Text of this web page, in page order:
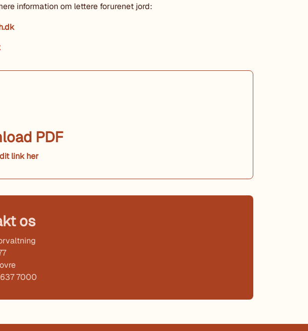
information om lettere forurenet jord:
PDF
link her
os
7000